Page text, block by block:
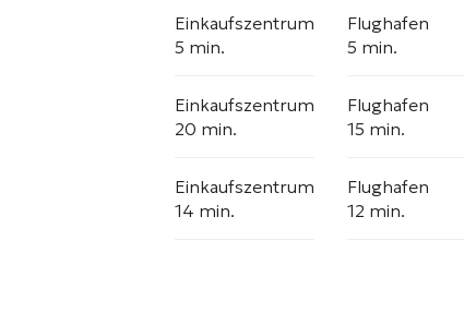
Einkaufszentrum
5 min.
Flughafen
5 min.
Einkaufszentrum
20 min.
Flughafen
15 min.
Einkaufszentrum
14 min.
Flughafen
12 min.